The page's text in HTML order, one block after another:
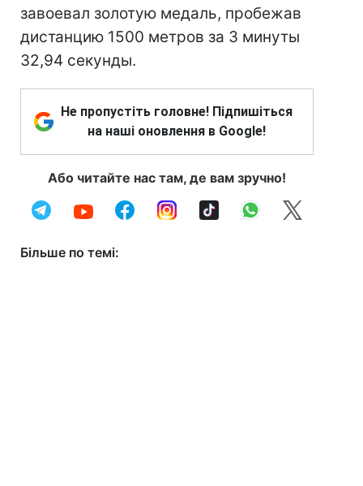
завоевал золотую медаль, пробежав
дистанцию 1500 метров за 3 минуты
32,94 секунды.
Не пропустіть головне! Підпишіться
на наші оновлення в Google!
Або читайте нас там, де вам зручно!
Більше по темі: